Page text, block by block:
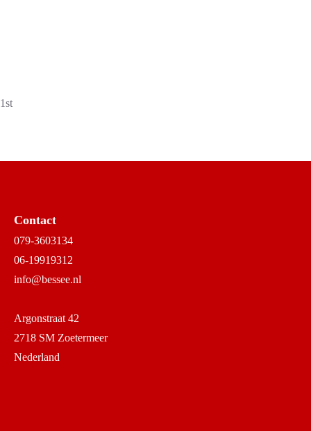
1st
Contact
079-3603134
06-19919312
info@bessee.nl
Argonstraat 42
2718 SM Zoetermeer
Nederland